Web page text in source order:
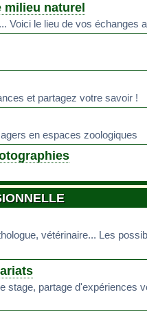
milieu naturel
Voici le lieu de vos échanges
et partagez votre savoir !
en espaces zoologiques
vétérinaire... Les
stage, partage d'expériences